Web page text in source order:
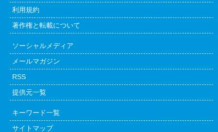
利用規約
著作権と転載について
ソーシャルメディア
メールマガジン
RSS
提供元一覧
キーワード一覧
サイトマップ